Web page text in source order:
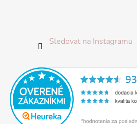
Sledovat na Instagramu